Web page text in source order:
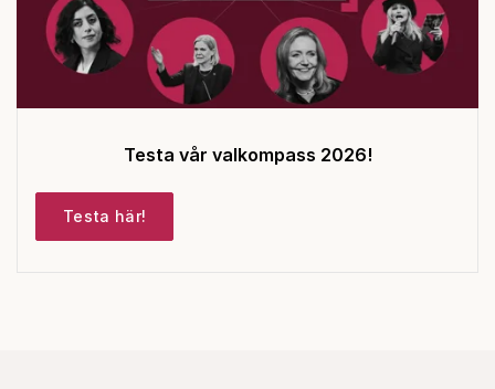
Testa vår valkompass 2026!
Testa här!